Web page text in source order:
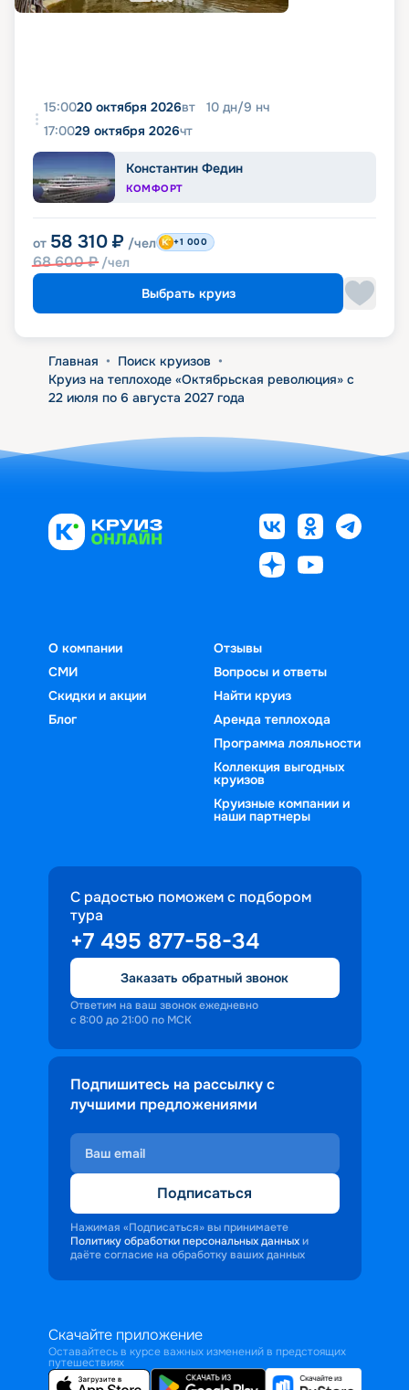
15:0020 октября 2026вт 10 дн/9 нч
17:0029 октября 2026чт
Константин Федин
КОМФОРТ
от 58 310 ₽ /чел
68 600₽ /чел
+1 000
Выбрать круиз
Главная • Поиск круизов •
Круиз на теплоходе «Октябрьская революция» с
22 июля по 6 августа 2027 года
О компании
СМИ
Скидки и акции
Блог
Отзывы
Вопросы и ответы
Найти круиз
Аренда теплохода
Программа лояльности
Коллекция выгодных
круизов
Круизные компании и
наши партнеры
С радостью поможем с подбором
тура
+7 495 877-58-34
Заказать обратный звонок
Ответим на ваш звонок ежедневно
с 8:00 до 21:00 по МСК
Подпишитесь на рассылку с
лучшими предложениями
Подписаться
Нажимая «Подписаться» вы принимаете
Политику обработки персональных данных и
даёте согласие на обработку ваших данных
Скачайте приложение
Оставайтесь в курсе важных изменений в предстоящих
путешествиях